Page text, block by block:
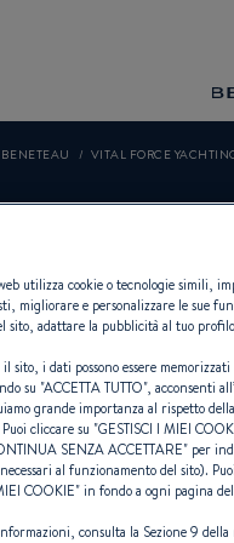
VITAL FORCE
utilizza cookie o tecnologie simili,
migliorare e personalizzare le sue
sito, adattare la pubblicità al tuo
sito, i dati possono essere
su "ACCETTA TUTTO", acconsenti
grande importanza al rispetto
cliccare su "GESTISCI I MIEI
SENZA ACCETTARE" per
al funzionamento del sito).
COOKIE" in fondo a ogni pagina
consulta la Sezione 9 della